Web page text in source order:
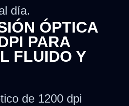
día.
ÓPTICA
PARA
FLUIDO Y
de 1200 dpi